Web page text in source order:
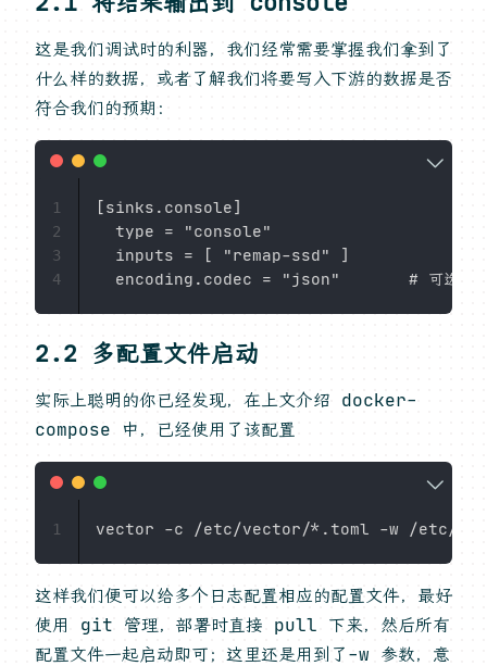
这是我们调试时的利器，我们经常需要掌握我们拿到了
什么样的数据，或者了解我们将要写入下游的数据是否
符合我们的预期：
[sinks.console]
  type = "console"
  inputs = [ "remap-ssd" ]
1
2
3
4
2.2 多配置文件启动
实际上聪明的你已经发现，在上文介绍 docker-
compose 中，已经使用了该配置
1
这样我们便可以给多个日志配置相应的配置文件，最好
使用 git 管理，部署时直接 pull 下来，然后所有
配置文件一起启动即可；这里还是用到了-w 参数，意